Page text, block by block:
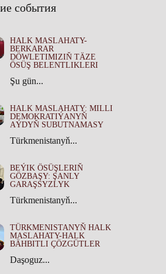
события
HALK MASLAHATY-
BERKARAR
DÖWLETIMIZIŇ TÄZE
ÖSÜŞ BELENTLIKLERI
Şu gün...
HALK MASLAHATY: MILLI
DEMOKRATIÝANYŇ
AÝDYŇ SUBUTNAMASY
Türkmenistanyň...
BEÝIK ÖSÜŞLERIŇ
GÖZBAŞY: ŞANLY
GARAŞSYZLYK
Türkmenistanyň...
TÜRKMENISTANYŇ HALK
MASLAHATY-HALK
BÄHBITLI ÇÖZGÜTLER
Daşoguz...